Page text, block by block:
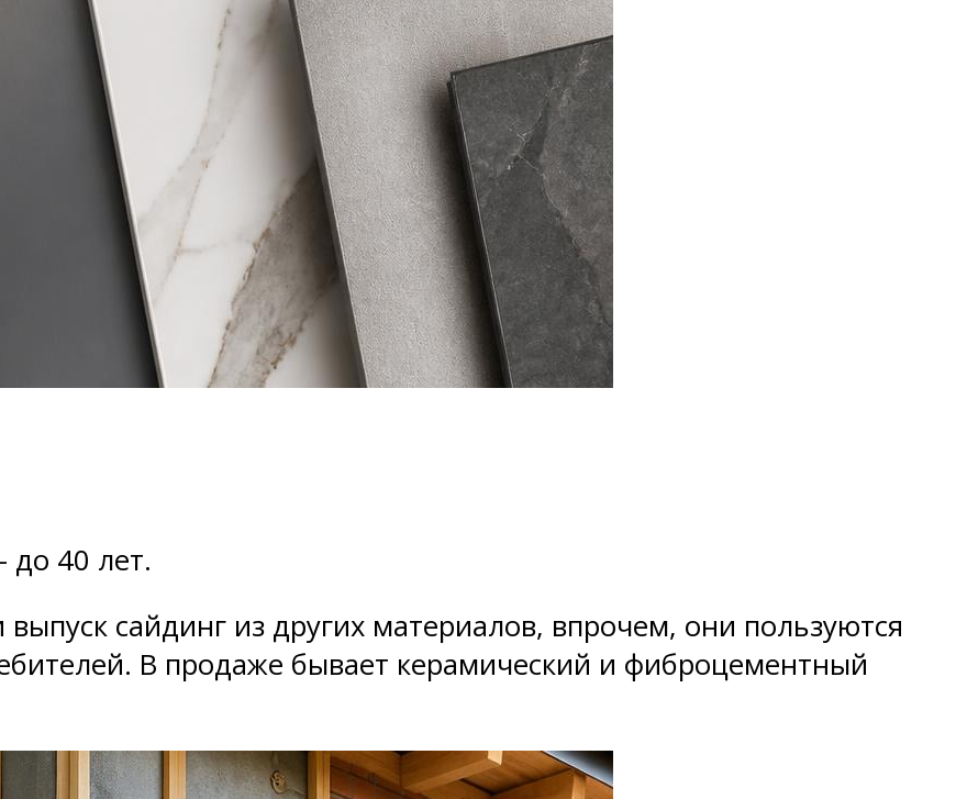
до 40 лет.
сайдинг из других материалов, впрочем, они пользуются
В продаже бывает керамический и фиброцементный